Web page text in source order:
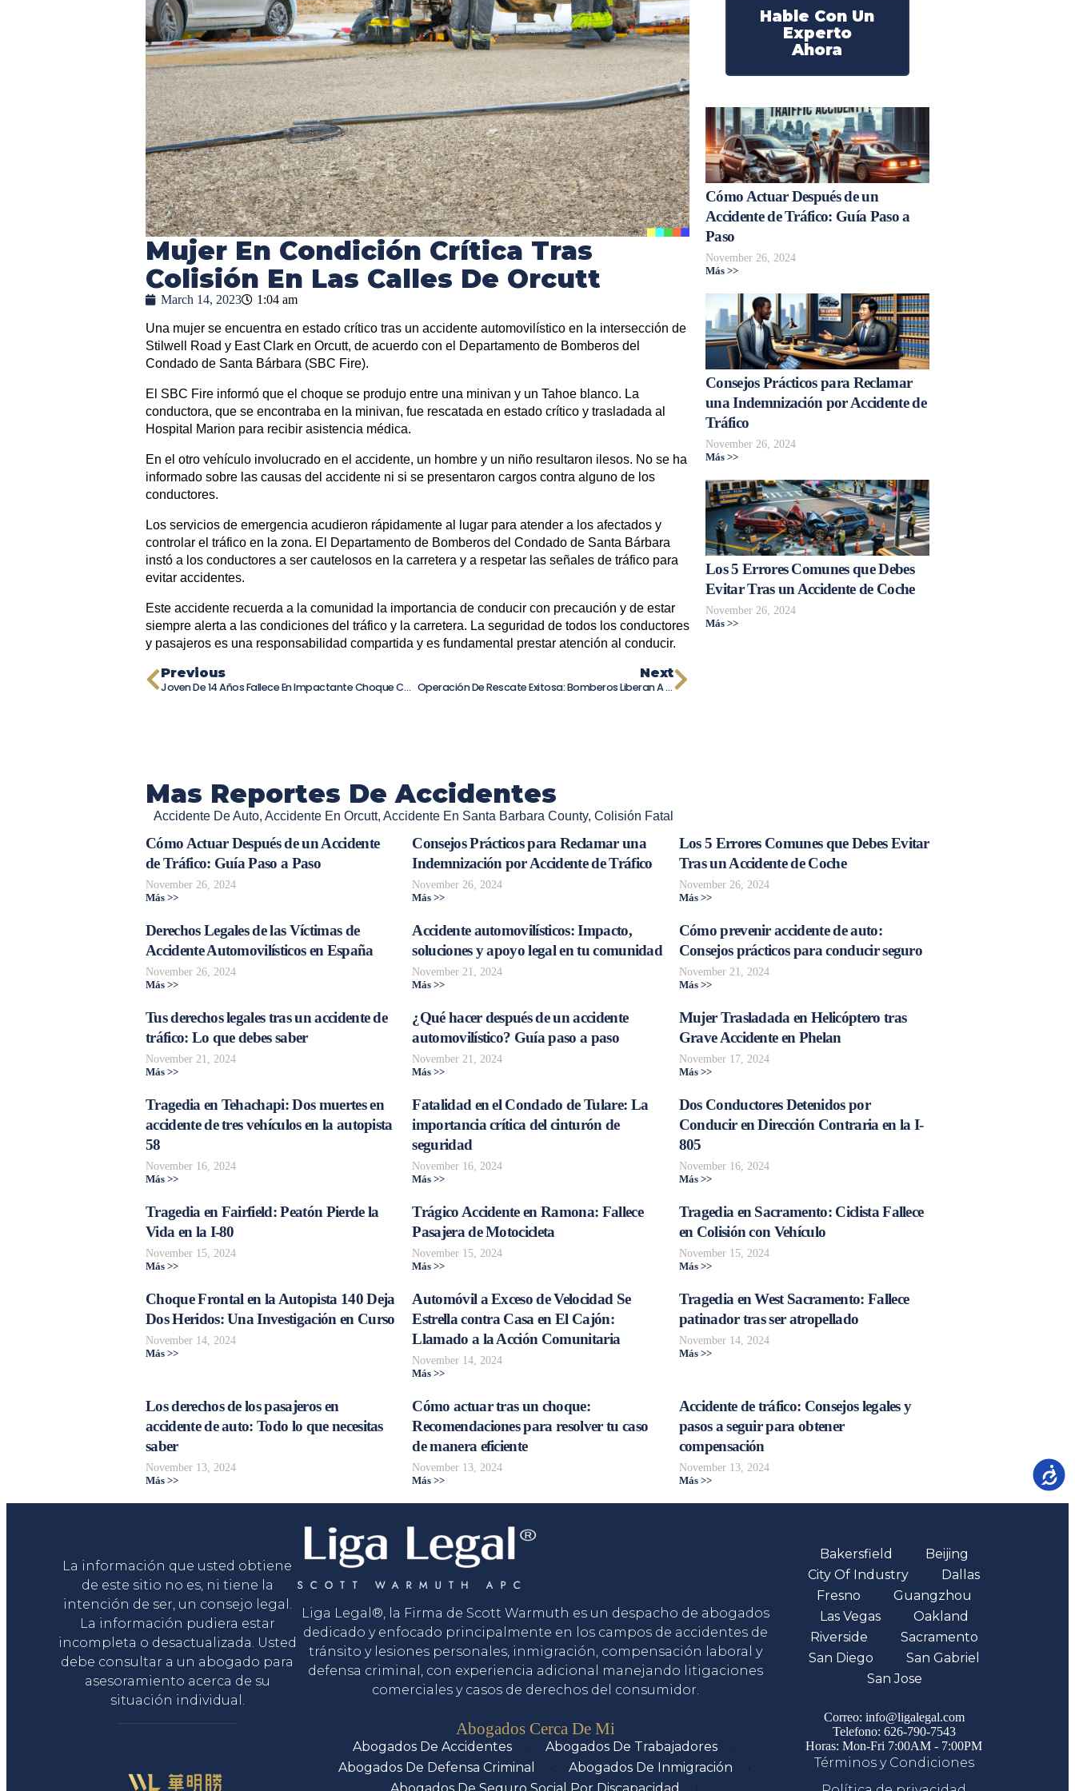
Mujer En Condición Crítica Tras
Colisión En Las Calles De Orcutt
March 14, 2023 1:04 am
Una mujer se encuentra en estado crítico tras un accidente automovilístico en la intersección de
Stilwell Road y East Clark en Orcutt, de acuerdo con el Departamento de Bomberos del
Condado de Santa Bárbara (SBC Fire).
El SBC Fire informó que el choque se produjo entre una minivan y un Tahoe blanco. La
conductora, que se encontraba en la minivan, fue rescatada en estado crítico y trasladada al
Hospital Marion para recibir asistencia médica.
En el otro vehículo involucrado en el accidente, un hombre y un niño resultaron ilesos. No se ha
informado sobre las causas del accidente ni si se presentaron cargos contra alguno de los
conductores.
Los servicios de emergencia acudieron rápidamente al lugar para atender a los afectados y
controlar el tráfico en la zona. El Departamento de Bomberos del Condado de Santa Bárbara
instó a los conductores a ser cautelosos en la carretera y a respetar las señales de tráfico para
evitar accidentes.
Este accidente recuerda a la comunidad la importancia de conducir con precaución y de estar
siempre alerta a las condiciones del tráfico y la carretera. La seguridad de todos los conductores
y pasajeros es una responsabilidad compartida y es fundamental prestar atención al conducir.
Previous
Joven De 14 Años Fallece En Impactante Choque Con Caballo Robado En Autopista De Texas
Next
Operación De Rescate Exitosa: Bomberos Liberan A Conductor Atrapado En Vehículo En West Los Angeles
Hable Con Un
Experto
Ahora
Cómo Actuar Después de un
Accidente de Tráfico: Guía Paso a
Paso
November 26, 2024
Más >>
Consejos Prácticos para Reclamar
una Indemnización por Accidente de
Tráfico
November 26, 2024
Más >>
Los 5 Errores Comunes que Debes
Evitar Tras un Accidente de Coche
November 26, 2024
Más >>
Mas Reportes De Accidentes
Accidente De Auto, Accidente En Orcutt, Accidente En Santa Barbara County, Colisión Fatal
Cómo Actuar Después de un Accidente
de Tráfico: Guía Paso a Paso
November 26, 2024
Más >>
Consejos Prácticos para Reclamar una
Indemnización por Accidente de Tráfico
November 26, 2024
Más >>
Los 5 Errores Comunes que Debes Evitar
Tras un Accidente de Coche
November 26, 2024
Más >>
Derechos Legales de las Víctimas de
Accidente Automovilísticos en España
November 26, 2024
Más >>
Accidente automovilísticos: Impacto,
soluciones y apoyo legal en tu comunidad
November 21, 2024
Más >>
Cómo prevenir accidente de auto:
Consejos prácticos para conducir seguro
November 21, 2024
Más >>
Tus derechos legales tras un accidente de
tráfico: Lo que debes saber
November 21, 2024
Más >>
¿Qué hacer después de un accidente
automovilístico? Guía paso a paso
November 21, 2024
Más >>
Mujer Trasladada en Helicóptero tras
Grave Accidente en Phelan
November 17, 2024
Más >>
Tragedia en Tehachapi: Dos muertes en
accidente de tres vehículos en la autopista
58
November 16, 2024
Más >>
Fatalidad en el Condado de Tulare: La
importancia crítica del cinturón de
seguridad
November 16, 2024
Más >>
Dos Conductores Detenidos por
Conducir en Dirección Contraria en la I-
805
November 16, 2024
Más >>
Tragedia en Fairfield: Peatón Pierde la
Vida en la I-80
November 15, 2024
Más >>
Trágico Accidente en Ramona: Fallece
Pasajera de Motocicleta
November 15, 2024
Más >>
Tragedia en Sacramento: Ciclista Fallece
en Colisión con Vehículo
November 15, 2024
Más >>
Choque Frontal en la Autopista 140 Deja
Dos Heridos: Una Investigación en Curso
November 14, 2024
Más >>
Automóvil a Exceso de Velocidad Se
Estrella contra Casa en El Cajón:
Llamado a la Acción Comunitaria
November 14, 2024
Más >>
Tragedia en West Sacramento: Fallece
patinador tras ser atropellado
November 14, 2024
Más >>
Los derechos de los pasajeros en
accidente de auto: Todo lo que necesitas
saber
November 13, 2024
Más >>
Cómo actuar tras un choque:
Recomendaciones para resolver tu caso
de manera eficiente
November 13, 2024
Más >>
Accidente de tráfico: Consejos legales y
pasos a seguir para obtener
compensación
November 13, 2024
Más >>
La información que usted obtiene
de este sitio no es, ni tiene la
intención de ser, un consejo legal.
La información pudiera estar
incompleta o desactualizada. Usted
debe consultar a un abogado para
asesoramiento acerca de su
situación individual.
Liga Legal®, la Firma de Scott Warmuth es un despacho de abogados
dedicado y enfocado principalmente en los campos de accidentes de
tránsito y lesiones personales, inmigración, compensación laboral y
defensa criminal, con experiencia adicional manejando litigaciones
comerciales y casos de derechos del consumidor.
Abogados Cerca De Mi
Abogados De Accidentes
Abogados De Trabajadores
Abogados De Defensa Criminal
Abogados De Inmigración
Bakersfield
Beijing
City Of Industry
Dallas
Fresno
Guangzhou
Las Vegas
Oakland
Riverside
Sacramento
San Diego
San Gabriel
San Jose
Correo: info@ligalegal.com
Telefono: 626-790-7543
Horas: Mon-Fri 7:00AM - 7:00PM
Términos y Condiciones